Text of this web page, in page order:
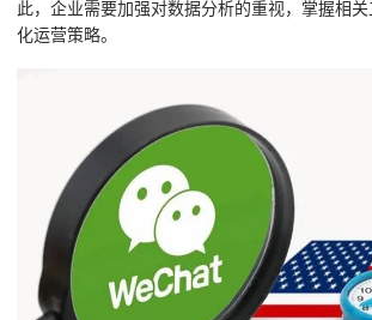
此，企业需要加强对数据分析的重视，掌握相
化运营策略。